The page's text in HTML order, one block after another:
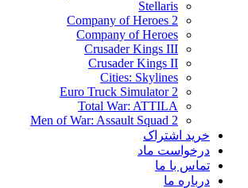
Stellaris
Company of Heroes 2
Company of Heroes
Crusader Kings III
Crusader Kings II
Cities: Skylines
Euro Truck Simulator 2
Total War: ATTILA
Men of War: Assault Squad 2
خرید اشتراک
درخواست ماد
تماس با ما
درباره ما